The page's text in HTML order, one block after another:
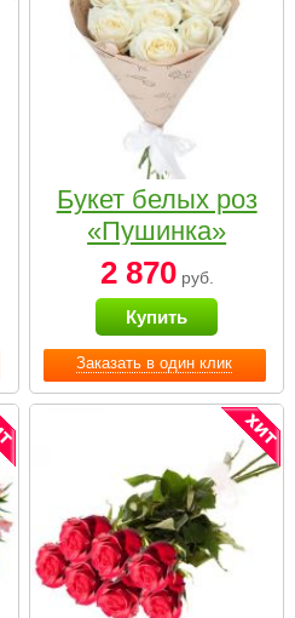
Заказать в один клик
Букет белых роз
«Пушинка»
2 870руб.
Купить